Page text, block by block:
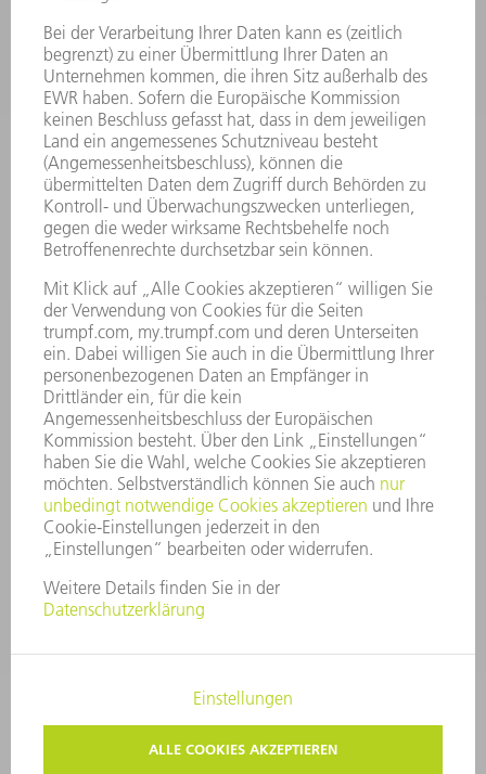
LASER
LEISTUNGSELEKTRONIK
ELEKTROWERKZEUGE
SMART FACTORY
SOFTWARE
SERVICES
ANWENDUNGEN
BRANCHEN
UNTERNEHMEN
KARRIERE
STELLENANGEBOTE
VORSTAND
GESCHÄFTSBERICHT
UNTERNEHMENSGRUNDSÄTZE
COMPLIANCE
HINWEISGEBERSYSTEM
SECURITY
PRESSEMITTEILUNGEN
MAGAZINE
LIEFERANTEN
NACHHALTIGKEIT
UMWELT & KLIMA
SOZIALES & GESELLSCHAFT
UNTERNEHMENSFÜHRUNG
IMPRESSUM DATENSCHUTZ
COPYRIGHT
PRIVATSPHÄRE-EINSTELLUNGEN